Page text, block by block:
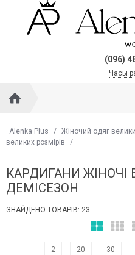
(096)
Часы
Alenka Plus / Жіночий одяг
великих розмірів
/
КАРДИГАНИ ЖІНОЧІ
ДЕМІСЕЗОН
ЗНАЙДЕНО ТОВАРІВ: 23
2 20 30